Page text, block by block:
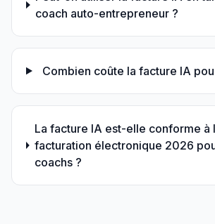
coach auto-entrepreneur ?
Combien coûte la facture IA
La facture IA est-elle conforme à
facturation électronique 2026
coachs ?